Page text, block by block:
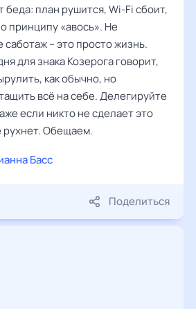
беда: план рушится, Wi-Fi сбоит,
принципу «авось». Не
саботаж – это просто жизнь.
для знака Козерога говорит,
как обычно, но
всё на себе. Делегируйте
если никто не сделает это
Обещаем.
Басс
Поделиться